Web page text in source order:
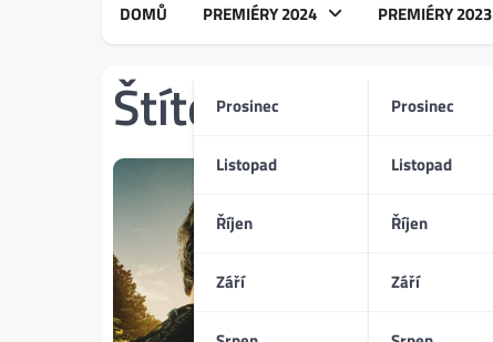
DOMŮ PREMIÉRY 2024
Prosinec
Listopad
Říjen
Září
PREMIÉRY 2023
Prosinec
Listopad
Říjen
Září
Štítek:Simu Liu